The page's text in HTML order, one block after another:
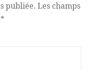
publiée. Les champs
*